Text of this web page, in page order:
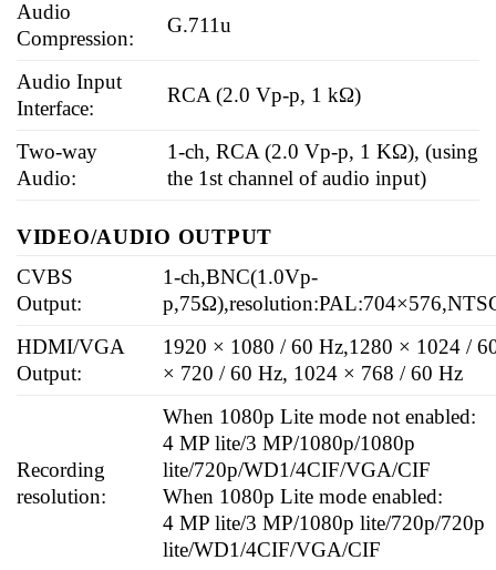
Audio
Compression:
G.711u
Audio Input
Interface:
RCA (2.0 Vp-p, 1 kΩ)
Two-way
Audio:
1-ch, RCA (2.0 Vp-p, 1 KΩ), (using
the 1st channel of audio input)
VIDEO/AUDIO OUTPUT
CVBS
Output:
1-ch,BNC(1.0Vp-
HDMI/VGA
Output:
1920 × 1080 / 60 Hz,1280 × 1024 /
× 720 / 60 Hz, 1024 × 768 / 60 Hz
Recording
resolution:
When 1080p Lite mode not enabled:
4 MP lite/3 MP/1080p/1080p
lite/720p/WD1/4CIF/VGA/CIF
When 1080p Lite mode enabled:
4 MP lite/3 MP/1080p lite/720p/720p
lite/WD1/4CIF/VGA/CIF